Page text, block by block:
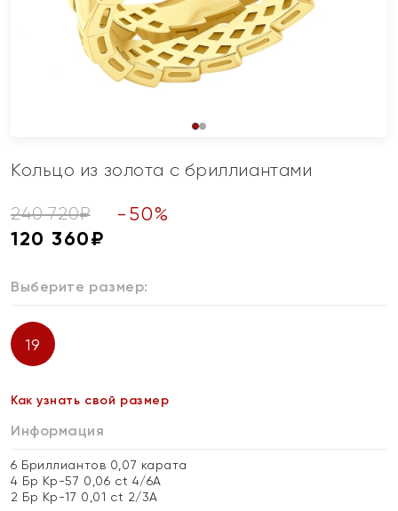
Кольцо из золота с бриллиантами
240 720₽ - 50%
120 360₽
Выберите размер:
19
Как узнать свой размер
Информация
6 Бриллиантов 0,07 карата
4 Бр Кр-57 0,06 ct 4/6А
2 Бр Кр-17 0,01 ct 2/3А